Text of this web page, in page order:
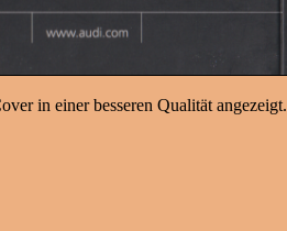
in einer besseren Qualität angezeigt.